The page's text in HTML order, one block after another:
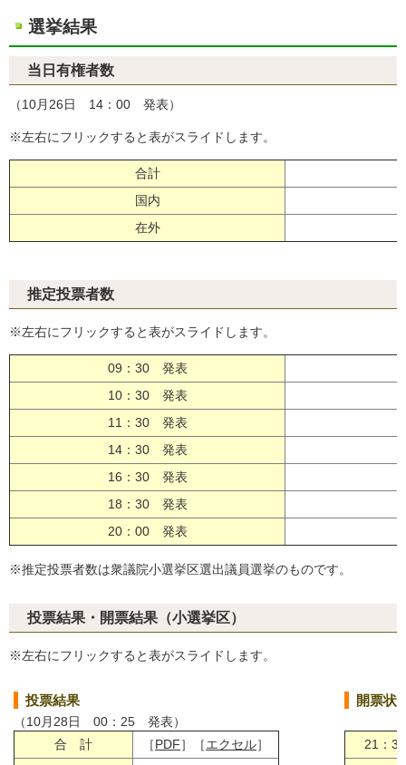
選挙結果
当日有権者数
（10月26日 14：00 発表）
※左右にフリックすると表がスライドします。
合計
国内
在外
推定投票者数
※左右にフリックすると表がスライドします。
09：30 発表
10：30 発表
11：30 発表
14：30 発表
16：30 発表
18：30 発表
20：00 発表
※推定投票者数は衆議院小選挙区選出議員選挙のものです。
投票結果・開票結果（小選挙区）
※左右にフリックすると表がスライドします。
投票結果
（10月28日 00：25 発表）
合 計
［PDF］［エクセル］
開票状
21：